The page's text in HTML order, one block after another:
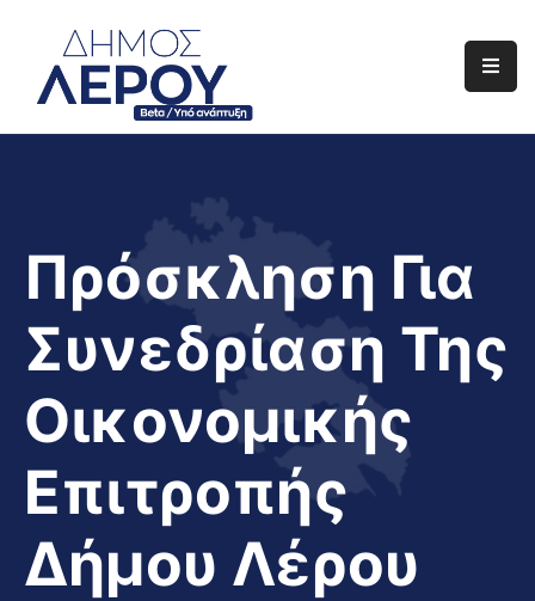
Αρχική
Διαφάνεια
Το
Νησί
Μας
Πρόσκληση Για
Συνεδρίαση Της
Οικονομικής
Επιτροπής
Δήμου Λέρου